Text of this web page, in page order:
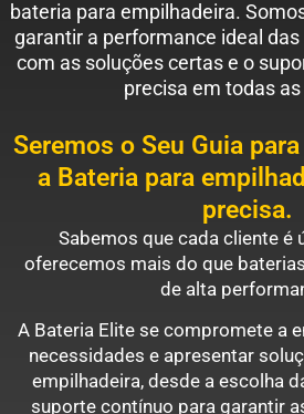
bateria para empilhadeira.
garantir a performance ideal
com as soluções certas e o
precisa em todas
Seremos o Seu Guia
a Bateria para
precisa.
Sabemos que cada cliente é
oferecemos mais do que
de alta
A Bateria Elite se compromete a
necessidades e apresentar
empilhadeira, desde a escolha
suporte contínuo para garantir